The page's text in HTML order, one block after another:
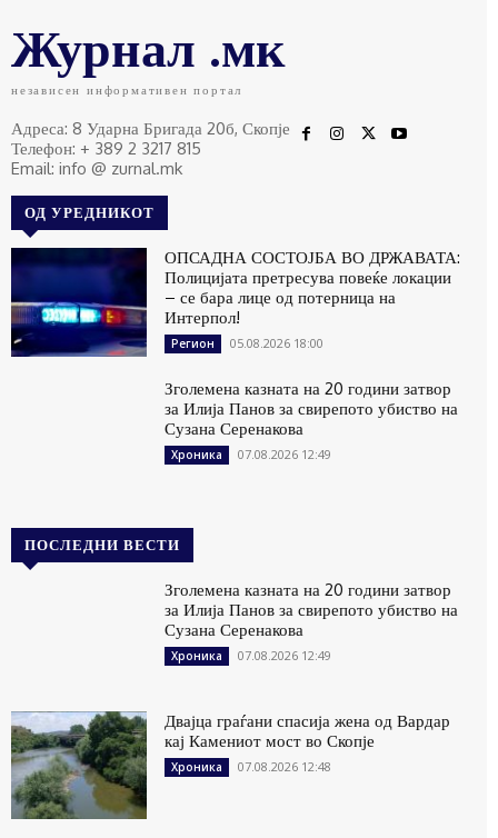
Журнал .мк
независен информативен портал
Адреса: 8 Ударна Бригада 20б, Скопје
Телефон: + 389 2 3217 815
Email: info @ zurnal.mk
ОД УРЕДНИКОТ
ОПСАДНА СОСТОЈБА ВО ДРЖАВАТА:
Полицијата претресува повеќе локации
– се бара лице од потерница на
Интерпол!
Регион 05.08.2026 18:00
Зголемена казната на 20 години затвор
за Илија Панов за свирепото убиство на
Сузана Серенакова
Хроника 07.08.2026 12:49
ПОСЛЕДНИ ВЕСТИ
Зголемена казната на 20 години затвор
за Илија Панов за свирепото убиство на
Сузана Серенакова
Хроника 07.08.2026 12:49
Двајца граѓани спасија жена од Вардар
кај Камениот мост во Скопје
Хроника 07.08.2026 12:48